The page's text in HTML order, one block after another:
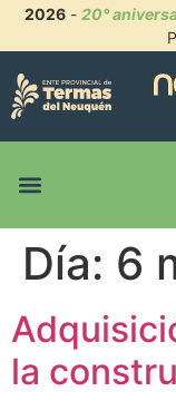
2026- 20°
Día: 6
la